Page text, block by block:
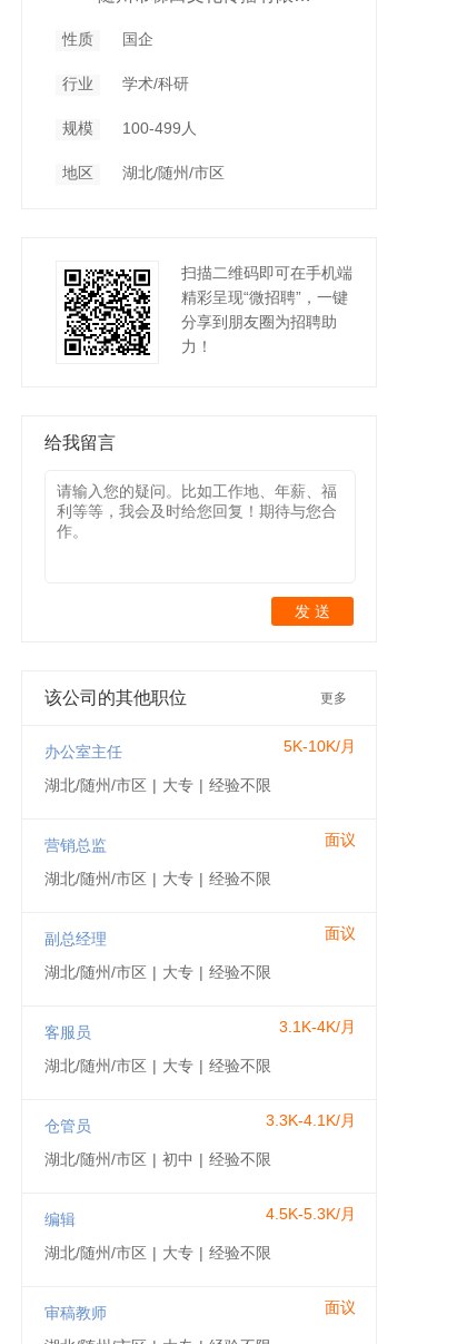
性质 国企
行业 学术/科研
规模 100-499人
地区 湖北/随州/市区
扫描二维码即可在手机端
精彩呈现“微招聘”，一键
分享到朋友圈为招聘助
力！
给我留言
发 送
该公司的其他职位 更多
办公室主任 5K-10K/月
湖北/随州/市区 | 大专 | 经验不限
营销总监 面议
湖北/随州/市区 | 大专 | 经验不限
副总经理 面议
湖北/随州/市区 | 大专 | 经验不限
客服员 3.1K-4K/月
湖北/随州/市区 | 大专 | 经验不限
仓管员 3.3K-4.1K/月
湖北/随州/市区 | 初中 | 经验不限
编辑 4.5K-5.3K/月
湖北/随州/市区 | 大专 | 经验不限
审稿教师 面议